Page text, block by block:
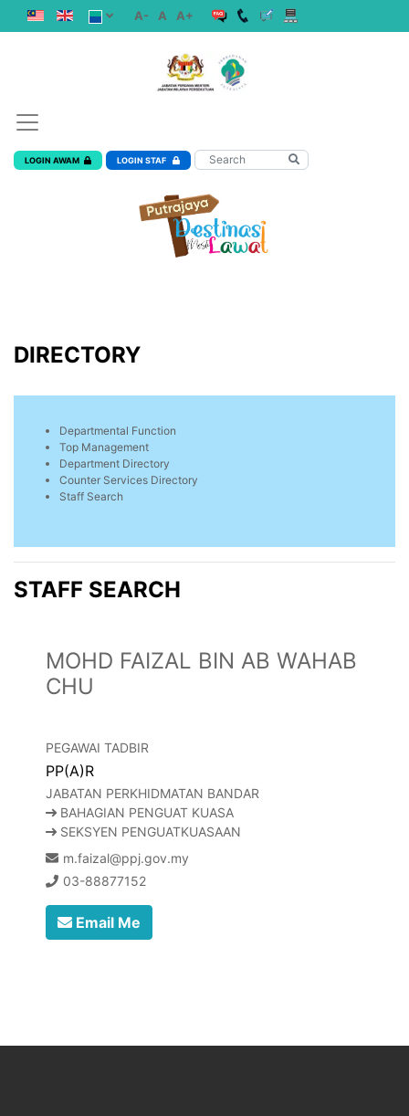
A- A A+
LOGIN AWAM LOGIN STAF
DIRECTORY
Departmental Function
Top Management
Department Directory
Counter Services Directory
Staff Search
STAFF SEARCH
MOHD FAIZAL BIN AB WAHAB
CHU
PEGAWAI TADBIR
PP(A)R
JABATAN PERKHIDMATAN BANDAR
BAHAGIAN PENGUAT KUASA
SEKSYEN PENGUATKUASAAN
m.faizal@ppj.gov.my
03-88877152
Email Me